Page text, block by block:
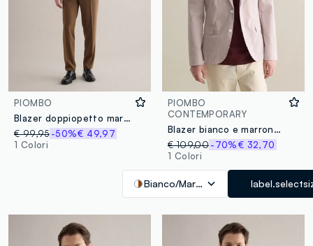
PIOMBO
Blazer doppiopetto marrone slim fit
€ 99,95-50%€ 49,97
1 Colori
PIOMBO
CONTEMPORARY
Blazer bianco e marrone slim fit in seersucker a righe
€ 109,00-70%€ 32,70
1 Colori
Bianco/Marrone